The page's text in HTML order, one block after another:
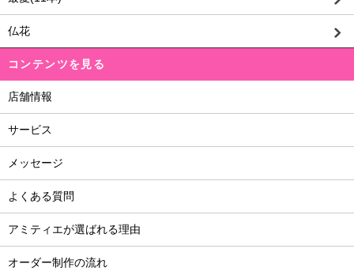
仏花
コンテンツを見る
店舗情報
サービス
メッセージ
よくある質問
アミティエが選ばれる理由
オーダー制作の流れ